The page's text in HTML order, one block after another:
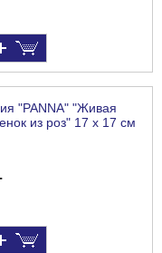
"PANNA" "Живая
из роз" 17 х 17 см